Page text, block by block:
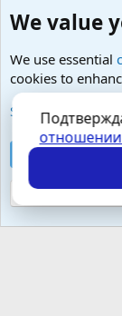
Изучение,
Cookies
Политика
Локализация от
We value
We use essential
cookies to
See further